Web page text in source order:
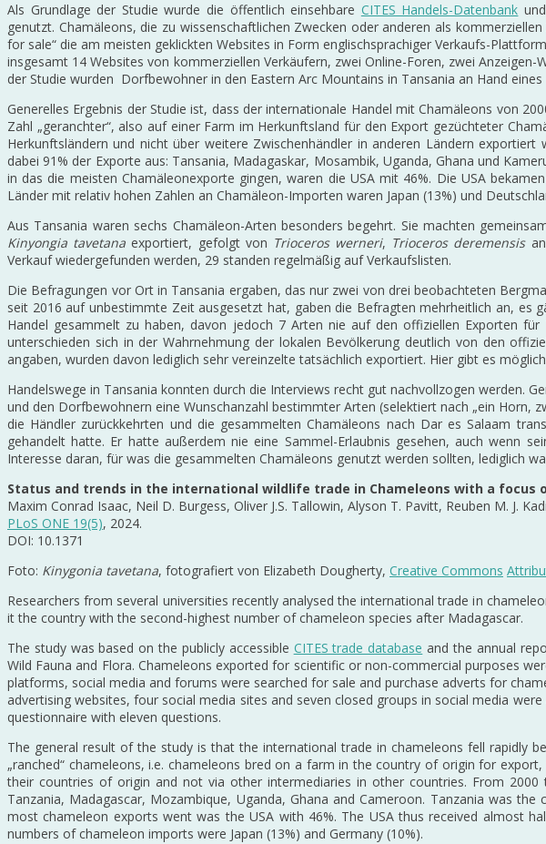
Als Grundlage der Studie wurde die öffentlich einsehbare CITES Handels-Datenbank
genutzt. Chamäleons, die zu wissenschaftlichen Zwecken oder anderen als
for sale“ die am meisten geklickten Websites in Form englischsprachiger Verkaufs-
insgesamt 14 Websites von kommerziellen Verkäufern, zwei Online-Foren, zwei
der Studie wurden Dorfbewohner in den Eastern Arc Mountains in Tansania an Hand
Generelles Ergebnis der Studie ist, dass der internationale Handel mit Chamäleons von
Zahl „geranchter“, also auf einer Farm im Herkunftsland für den Export gezüchteter
Herkunftsländern und nicht über weitere Zwischenhändler in anderen Ländern
dabei 91% der Exporte aus: Tansania, Madagaskar, Mosambik, Uganda, Ghana und
in das die meisten Chamäleonexporte gingen, waren die USA mit 46%. Die USA
Länder mit relativ hohen Zahlen an Chamäleon-Importen waren Japan (13%) und
Aus Tansania waren sechs Chamäleon-Arten besonders begehrt. Sie machten
Kinyongia tavetana exportiert, gefolgt von Trioceros werneri, Trioceros deremensis
Verkauf wiedergefunden werden, 29 standen regelmäßig auf Verkaufslisten.
Die Befragungen vor Ort in Tansania ergaben, das nur zwei von drei beobachteten
seit 2016 auf unbestimmte Zeit ausgesetzt hat, gaben die Befragten mehrheitlich an, es
Handel gesammelt zu haben, davon jedoch 7 Arten nie auf den offiziellen Exporten
unterschieden sich in der Wahrnehmung der lokalen Bevölkerung deutlich von den
angaben, wurden davon lediglich sehr vereinzelte tatsächlich exportiert. Hier gibt es
Handelswege in Tansania konnten durch die Interviews recht gut nachvollzogen werden.
und den Dorfbewohnern eine Wunschanzahl bestimmter Arten (selektiert nach „ein Horn,
die Händler zurückkehrten und die gesammelten Chamäleons nach Dar es Salaam
gehandelt hatte. Er hatte außerdem nie eine Sammel-Erlaubnis gesehen, auch wenn
Interesse daran, für was die gesammelten Chamäleons genutzt werden sollten, lediglich
Status and trends in the international wildlife trade in Chameleons with a focus
Maxim Conrad Isaac, Neil D. Burgess, Oliver J.S. Tallowin, Alyson T. Pavitt, Reuben M. J.
PLoS ONE 19(5), 2024.
DOI: 10.1371
Foto: Kinygonia tavetana, fotografiert von Elizabeth Dougherty, Creative Commons
Researchers from several universities recently analysed the international trade in
it the country with the second-highest number of chameleon species after Madagascar.
The study was based on the publicly accessible CITES trade database and the annual
Wild Fauna and Flora. Chameleons exported for scientific or non-commercial purposes
platforms, social media and forums were searched for sale and purchase adverts for
advertising websites, four social media sites and seven closed groups in social media
questionnaire with eleven questions.
The general result of the study is that the international trade in chameleons fell rapidly
„ranched“ chameleons, i.e. chameleons bred on a farm in the country of origin for
their countries of origin and not via other intermediaries in other countries. From
Tanzania, Madagascar, Mozambique, Uganda, Ghana and Cameroon. Tanzania was
most chameleon exports went was the USA with 46%. The USA thus received almost
numbers of chameleon imports were Japan (13%) and Germany (10%).